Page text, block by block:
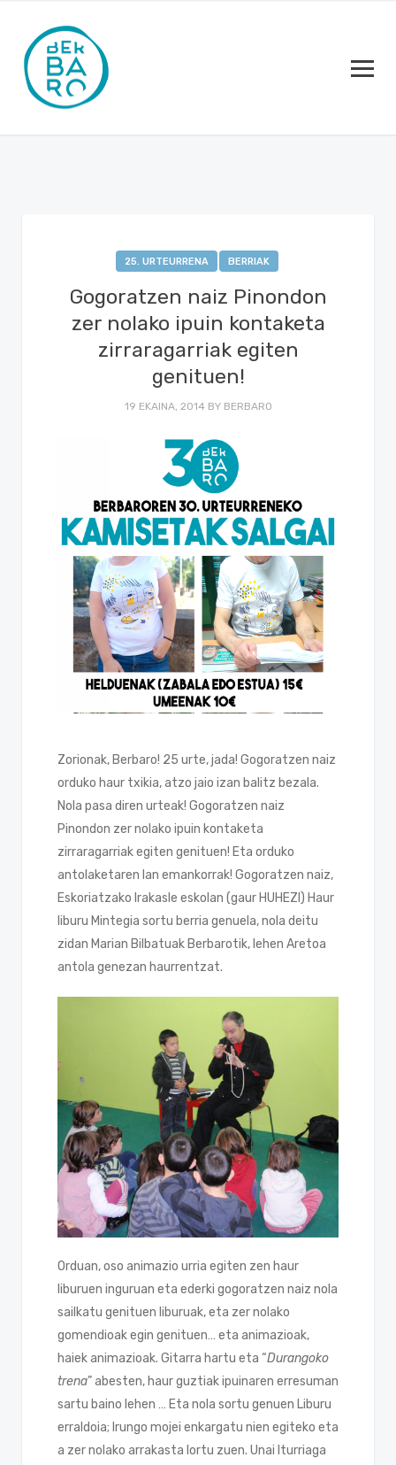
25. URTEURRENA BERRIAK
Gogoratzen naiz Pinondon
zer nolako ipuin kontaketa
zirraragarriak egiten
genituen!
19 EKAINA, 2014 BY BERBARO
Zorionak, Berbaro! 25 urte, jada! Gogoratzen naiz
orduko haur txikia, atzo jaio izan balitz bezala.
Nola pasa diren urteak! Gogoratzen naiz
Pinondon zer nolako ipuin kontaketa
zirraragarriak egiten genituen! Eta orduko
antolaketaren lan emankorrak! Gogoratzen naiz,
Eskoriatzako Irakasle eskolan (gaur HUHEZI) Haur
liburu Mintegia sortu berria genuela, nola deitu
zidan Marian Bilbatuak Berbarotik, lehen Aretoa
antola genezan haurrentzat.
Orduan, oso animazio urria egiten zen haur
liburuen inguruan eta ederki gogoratzen naiz nola
sailkatu genituen liburuak, eta zer nolako
gomendioak egin genituen… eta animazioak,
haiek animazioak. Gitarra hartu eta “Durangoko
trena” abesten, haur guztiak ipuinaren erresuman
sartu baino lehen … Eta nola sortu genuen Liburu
erraldoia; Irungo mojei enkargatu nien egiteko eta
a zer nolako arrakasta lortu zuen. Unai Iturriaga